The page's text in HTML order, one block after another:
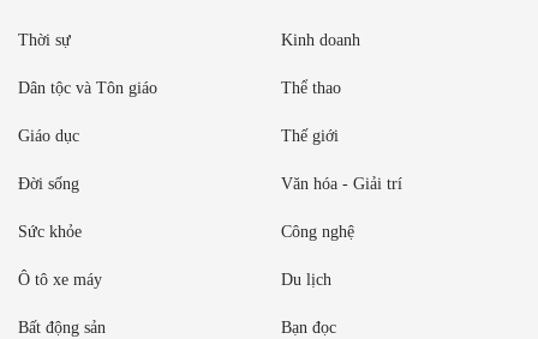
Thời sự Kinh doanh
Dân tộc và Tôn giáo Thể thao
Giáo dục Thế giới
Đời sống Văn hóa - Giải trí
Sức khỏe Công nghệ
Ô tô xe máy Du lịch
Bất động sản Bạn đọc